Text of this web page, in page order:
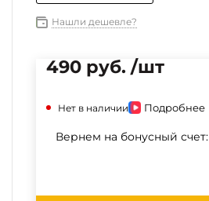
Нашли дешевле?
490 руб. /шт
Нет в наличии Подробнее
Вернем на бонусный счет: